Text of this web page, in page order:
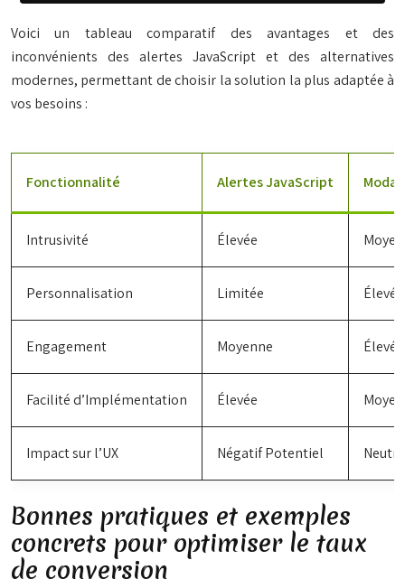
Voici un tableau comparatif des avantages et des
inconvénients des alertes JavaScript et des alternatives
modernes, permettant de choisir la solution la plus adaptée à
vos besoins :
Fonctionnalité Alertes JavaScript
Intrusivité Élevée
Personnalisation Limitée Élevée
Engagement Moyenne Élevée
Facilité d’Implémentation Élevée
Impact sur l’UX Négatif Potentiel
Bonnes pratiques et exemples
concrets pour optimiser le taux
de conversion